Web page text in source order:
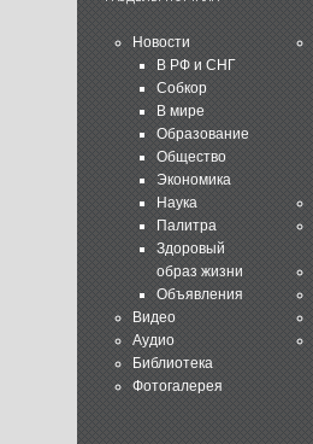
Новости
В РФ и СНГ
Собкор
В мире
Образование
Общество
Экономика
Наука
Палитра
Здоровый
образ жизни
Объявления
Видео
Аудио
Библиотека
Фотогалерея